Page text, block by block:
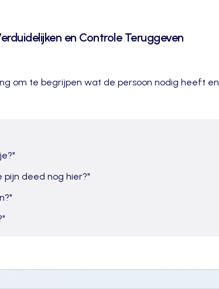
en Controle Teruggeven
om te begrijpen wat de persoon nodig heeft
"
pijn deed nog hier?"
"
"